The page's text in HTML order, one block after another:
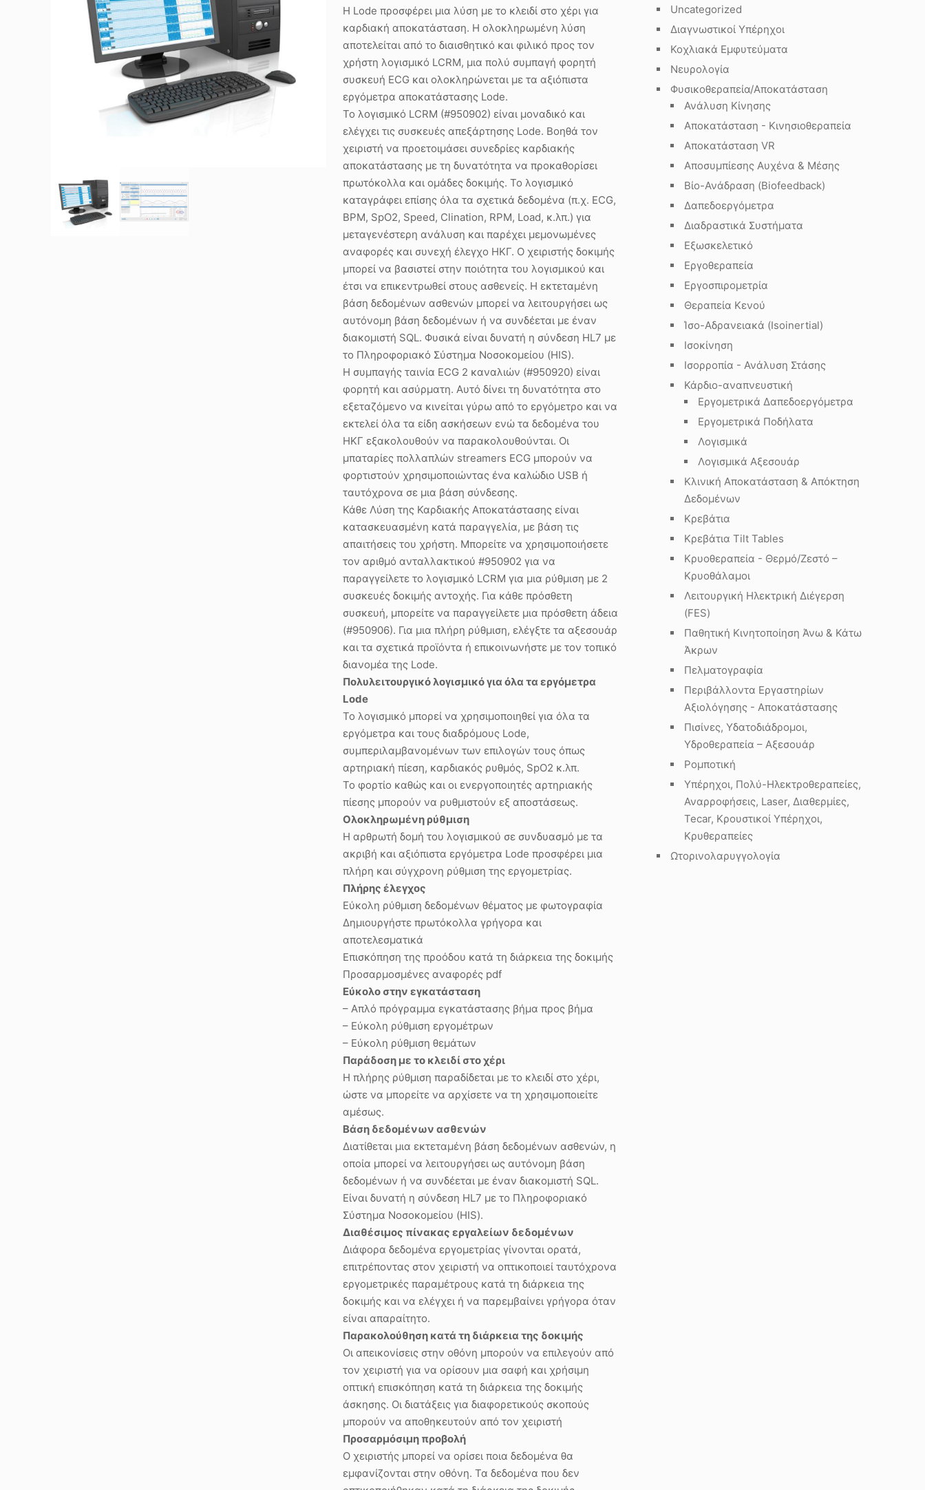
Η Lode προσφέρει μια λύση με το κλειδί στο χέρι για
καρδιακή αποκατάσταση. Η ολοκληρωμένη λύση
αποτελείται από το διαισθητικό και φιλικό προς τον
χρήστη λογισμικό LCRM, μια πολύ συμπαγή φορητή
συσκευή ECG και ολοκληρώνεται με τα αξιόπιστα
εργόμετρα αποκατάστασης Lode.
Το λογισμικό LCRM (#950902) είναι μοναδικό και
ελέγχει τις συσκευές απεξάρτησης Lode. Βοηθά τον
χειριστή να προετοιμάσει συνεδρίες καρδιακής
αποκατάστασης με τη δυνατότητα να προκαθορίσει
πρωτόκολλα και ομάδες δοκιμής. Το λογισμικό
καταγράφει επίσης όλα τα σχετικά δεδομένα (π.χ. ECG,
BPM, SpO2, Speed, Clination, RPM, Load, κ.λπ.) για
μεταγενέστερη ανάλυση και παρέχει μεμονωμένες
αναφορές και συνεχή έλεγχο ΗΚΓ. Ο χειριστής δοκιμής
μπορεί να βασιστεί στην ποιότητα του λογισμικού και
έτσι να επικεντρωθεί στους ασθενείς. Η εκτεταμένη
βάση δεδομένων ασθενών μπορεί να λειτουργήσει ως
αυτόνομη βάση δεδομένων ή να συνδέεται με έναν
διακομιστή SQL. Φυσικά είναι δυνατή η σύνδεση HL7 με
το Πληροφοριακό Σύστημα Νοσοκομείου (HIS).
Η συμπαγής ταινία ECG 2 καναλιών (#950920) είναι
φορητή και ασύρματη. Αυτό δίνει τη δυνατότητα στο
εξεταζόμενο να κινείται γύρω από το εργόμετρο και να
εκτελεί όλα τα είδη ασκήσεων ενώ τα δεδομένα του
ΗΚΓ εξακολουθούν να παρακολουθούνται. Οι
μπαταρίες πολλαπλών streamers ECG μπορούν να
φορτιστούν χρησιμοποιώντας ένα καλώδιο USB ή
ταυτόχρονα σε μια βάση σύνδεσης.
Κάθε Λύση της Καρδιακής Αποκατάστασης είναι
κατασκευασμένη κατά παραγγελία, με βάση τις
απαιτήσεις του χρήστη. Μπορείτε να χρησιμοποιήσετε
τον αριθμό ανταλλακτικού #950902 για να
παραγγείλετε το λογισμικό LCRM για μια ρύθμιση με 2
συσκευές δοκιμής αντοχής. Για κάθε πρόσθετη
συσκευή, μπορείτε να παραγγείλετε μια πρόσθετη άδεια
(#950906). Για μια πλήρη ρύθμιση, ελέγξτε τα αξεσουάρ
και τα σχετικά προϊόντα ή επικοινωνήστε με τον τοπικό
διανομέα της Lode.
Πολυλειτουργικό λογισμικό για όλα τα εργόμετρα
Lode
Το λογισμικό μπορεί να χρησιμοποιηθεί για όλα τα
εργόμετρα και τους διαδρόμους Lode,
συμπεριλαμβανομένων των επιλογών τους όπως
αρτηριακή πίεση, καρδιακός ρυθμός, SpO2 κ.λπ.
Το φορτίο καθώς και οι ενεργοποιητές αρτηριακής
πίεσης μπορούν να ρυθμιστούν εξ αποστάσεως.
Ολοκληρωμένη ρύθμιση
Η αρθρωτή δομή του λογισμικού σε συνδυασμό με τα
ακριβή και αξιόπιστα εργόμετρα Lode προσφέρει μια
πλήρη και σύγχρονη ρύθμιση της εργομετρίας.
Πλήρης έλεγχος
Εύκολη ρύθμιση δεδομένων θέματος με φωτογραφία
Δημιουργήστε πρωτόκολλα γρήγορα και
αποτελεσματικά
Επισκόπηση της προόδου κατά τη διάρκεια της δοκιμής
Προσαρμοσμένες αναφορές pdf
Εύκολο στην εγκατάσταση
– Απλό πρόγραμμα εγκατάστασης βήμα προς βήμα
– Εύκολη ρύθμιση εργομέτρων
– Εύκολη ρύθμιση θεμάτων
Παράδοση με το κλειδί στο χέρι
Η πλήρης ρύθμιση παραδίδεται με το κλειδί στο χέρι,
ώστε να μπορείτε να αρχίσετε να τη χρησιμοποιείτε
αμέσως.
Βάση δεδομένων ασθενών
Διατίθεται μια εκτεταμένη βάση δεδομένων ασθενών, η
οποία μπορεί να λειτουργήσει ως αυτόνομη βάση
δεδομένων ή να συνδέεται με έναν διακομιστή SQL.
Είναι δυνατή η σύνδεση HL7 με το Πληροφοριακό
Σύστημα Νοσοκομείου (HIS).
Διαθέσιμος πίνακας εργαλείων δεδομένων
Διάφορα δεδομένα εργομετρίας γίνονται ορατά,
επιτρέποντας στον χειριστή να οπτικοποιεί ταυτόχρονα
εργομετρικές παραμέτρους κατά τη διάρκεια της
δοκιμής και να ελέγχει ή να παρεμβαίνει γρήγορα όταν
είναι απαραίτητο.
Παρακολούθηση κατά τη διάρκεια της δοκιμής
Οι απεικονίσεις στην οθόνη μπορούν να επιλεγούν από
τον χειριστή για να ορίσουν μια σαφή και χρήσιμη
οπτική επισκόπηση κατά τη διάρκεια της δοκιμής
άσκησης. Οι διατάξεις για διαφορετικούς σκοπούς
μπορούν να αποθηκευτούν από τον χειριστή
Προσαρμόσιμη προβολή
Ο χειριστής μπορεί να ορίσει ποια δεδομένα θα
εμφανίζονται στην οθόνη. Τα δεδομένα που δεν
Uncategorized
Διαγνωστικοί Υπέρηχοι
Κοχλιακά Εμφυτεύματα
Νευρολογία
Φυσικοθεραπεία/Αποκατάσταση
Ανάλυση Κίνησης
Αποκατάσταση - Κινησιοθεραπεία
Αποκατάσταση VR
Αποσυμπίεσης Αυχένα & Μέσης
Βίο-Ανάδραση (Biofeedback)
Δαπεδοεργόμετρα
Διαδραστικά Συστήματα
Εξωσκελετικό
Εργοθεραπεία
Εργοσπιρομετρία
Θεραπεία Κενού
Ίσο-Αδρανειακά (Isoinertial)
Ισοκίνηση
Ισορροπία - Ανάλυση Στάσης
Κάρδιο-αναπνευστική
Εργομετρικά Δαπεδοεργόμετρα
Εργομετρικά Ποδήλατα
Λογισμικά
Λογισμικά Αξεσουάρ
Κλινική Αποκατάσταση & Απόκτηση
Δεδομένων
Κρεβάτια
Κρεβάτια Tilt Tables
Κρυοθεραπεία - Θερμό/Ζεστό –
Κρυοθάλαμοι
Λειτουργική Ηλεκτρική Διέγερση
(FES)
Παθητική Κινητοποίηση Άνω & Κάτω
Άκρων
Πελματογραφία
Περιβάλλοντα Εργαστηρίων
Αξιολόγησης - Αποκατάστασης
Πισίνες, Υδατοδιάδρομοι,
Υδροθεραπεία – Αξεσουάρ
Ρομποτική
Υπέρηχοι, Πολύ-Ηλεκτροθεραπείες,
Αναρροφήσεις, Laser, Διαθερμίες,
Tecar, Κρουστικοί Υπέρηχοι,
Κρυθεραπείες
Ωτορινολαρυγγολογία